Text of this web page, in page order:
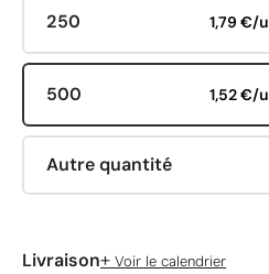
250 1,79 €/u
500 1,52 €/u
Autre quantité
Livraison+ Voir le calendrier